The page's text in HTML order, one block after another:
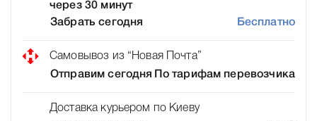
через 30 минут
Забрать сегодня
Бесплатно
Самовывоз из “Новая Почта”
Отправим сегодня
По тарифам перевозчика
Доставка курьером по Киеву